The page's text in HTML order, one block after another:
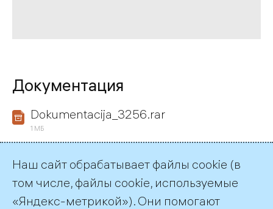
Документация
Dokumentacija_3256.rar
1 МБ
Результат процедуры
Наш сайт обрабатывает файлы cookie (в
том числе, файлы cookie, используемые
«Яндекс-метрикой»). Они помогают